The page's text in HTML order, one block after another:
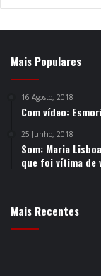
Mais Populares
16 Agosto, 2018
Com vídeo:
25 Junho, 2018
Som: Maria
que foi vítima de
Mais Recentes